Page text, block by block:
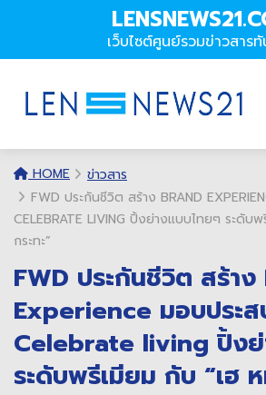
เว็บไซต์ศูนย์รวมข่าวสาร
HOME
ข่าวสาร
FWD ประกันชีวิต สร้าง BRAND
CELEBRATE LIVING ปิ้งย่างแบบไทยๆ ระดับ
กระทะ”
FWD ประกันชีวิต สร้า
Experience มอบประ
Celebrate living ปิ้งย่
ระดับพรีเมียม กับ “เฮ ห